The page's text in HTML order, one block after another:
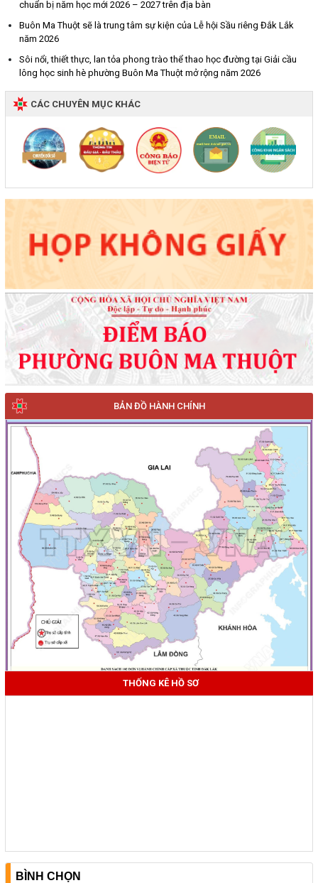
BẢN ĐỒ HÀNH CHÍNH
THỐNG KÊ HỒ SƠ
BÌNH CHỌN
chuẩn bị năm học mới 2026 – 2027 trên địa bàn
Buôn Ma Thuột sẽ là trung tâm sự kiện của Lễ hội Sầu riêng Đắk Lắk
năm 2026
Sôi nổi, thiết thực, lan tỏa phong trào thể thao học đường tại Giải cầu
lông học sinh hè phường Buôn Ma Thuột mở rộng năm 2026
CÁC CHUYÊN MỤC KHÁC